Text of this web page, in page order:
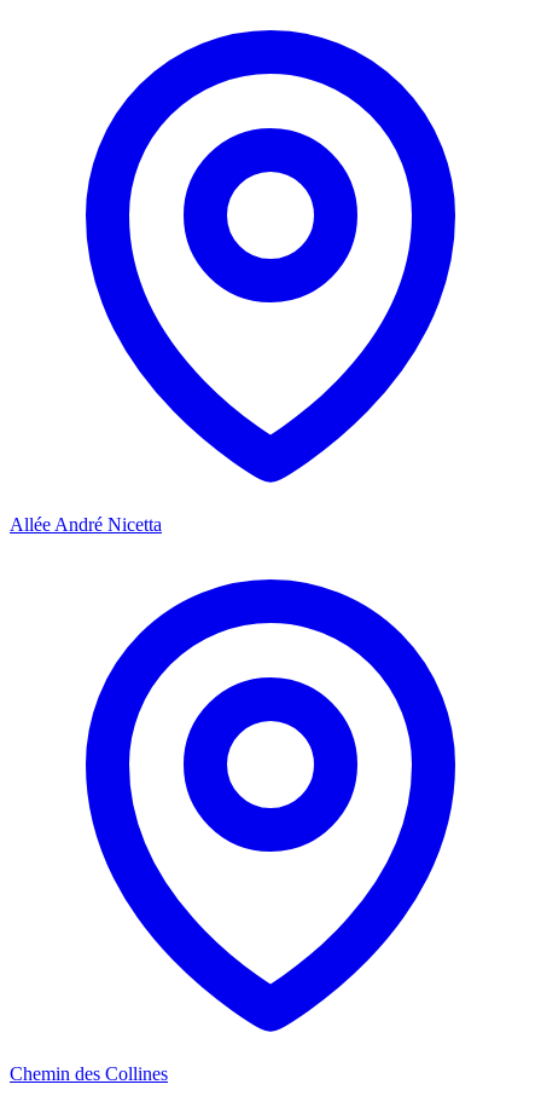
Allée André Nicetta
Chemin des Collines